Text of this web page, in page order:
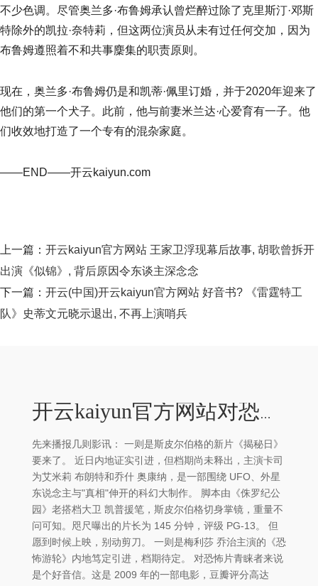
不少色调。尽管奥兰多·布鲁姆承认曾烂醉过除了克里斯汀·邓斯
特除外的凯拉·奈特莉，但这两位演员从未有过任何交加，因为
布鲁姆遵照着不和共事麇集的职责原则。
现在，奥兰多·布鲁姆仍是和凯蒂·佩里订婚，并于2020年迎来了
他们的第一个犬子。此前，他与前妻米兰达·心爱育有一子。他
们收效地打造了一个专有的混杂家庭。
——END——开云kaiyun.com
上一篇： 开云kaiyun官方网站 王家卫浮现幕后故事, 胡歌曾拆开
出演《似锦》, 背后原因令东谈主深念念
下一篇： 开云(中国)开云kaiyun官方网站 好音书? 《雷霆特工
队》史蒂文元晓示退出, 不再上演哨兵
开云kaiyun官方网站对恐怖片青睐者来说是个好音信-外围足球软件APP
先来播报几则影讯： 一则是斯皮尔伯格的新片《揭秘日》
要来了。 近日内地证实引进，但档期尚未释出，主演卡司
为艾米莉 布朗特和乔什 奥康纳，是一部围绕 UFO、外星
东说念主与"真相"伸开的科幻大制作。 脚本由《侏罗纪公
园》老搭档大卫 凯普援笔，斯皮尔伯格切身掌镜，重量不
问可知。咫尺曝出的片长为 145 分钟，评级 PG-13。 但
愿到时候上映，别动剪刀。 一则是梅利莎 乔治主演的《恐
怖游轮》内地笃定引进，档期待定。 对恐怖片青睐者来说
是个好音信。这是 2009 年的一部电影，豆瓣评分高达